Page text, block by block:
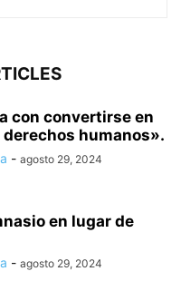
con convertirse en
derechos humanos».
- agosto 29, 2024
en lugar de
- agosto 29, 2024